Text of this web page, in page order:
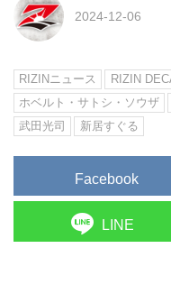
2024-12-06
RIZINニュース RIZIN
ホベルト・サトシ・ソウザ
武田光司
新居すぐる
Facebook
LINE